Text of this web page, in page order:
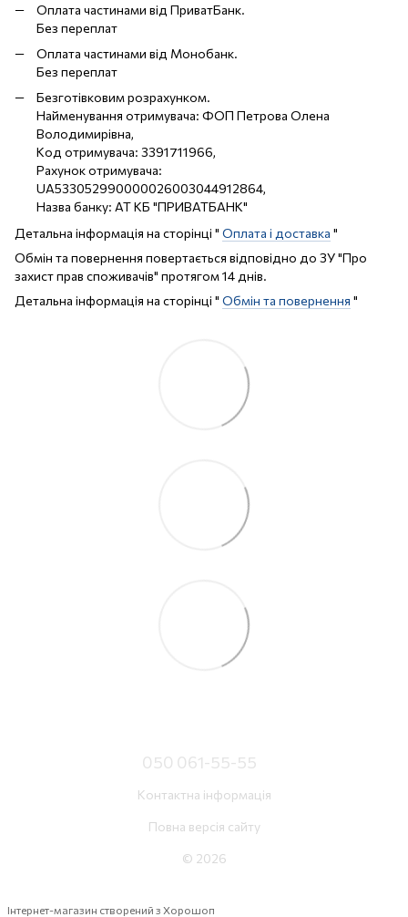
Оплата частинами від ПриватБанк.
Без переплат
Оплата частинами від Монобанк.
Без переплат
Безготівковим розрахунком.
Найменування отримувача: ФОП Петрова Олена
Володимирівна,
Код отримувача: 3391711966,
Рахунок отримувача:
UA533052990000026003044912864,
Назва банку: АТ КБ "ПРИВАТБАНК"
Детальна інформація на сторінці " Оплата і доставка "
Обмін та повернення повертається відповідно до ЗУ "Про
захист прав споживачів" протягом 14 днів.
Детальна інформація на сторінці " Обмін та повернення "
050 061-55-55
Контактна інформація
Повна версія сайту
© 2026
Інтернет-магазин створений з Хорошоп